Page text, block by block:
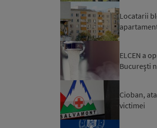
Locatarii
ELCEN a
Bucureşti
Cioban,
victimei